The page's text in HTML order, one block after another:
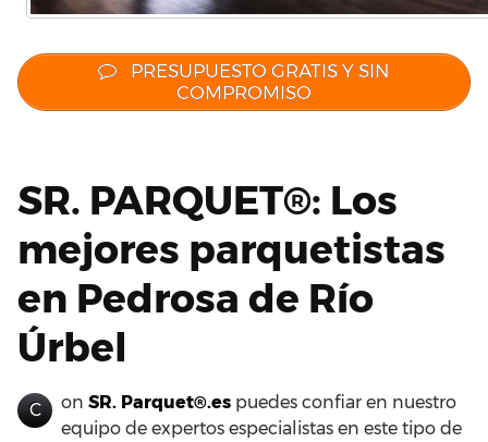
PRESUPUESTO GRATIS Y SIN
COMPROMISO
SR. PARQUET®: Los
mejores parquetistas
en Pedrosa de Río
Úrbel
C on SR. Parquet®.es puedes confiar en nuestro
equipo de expertos especialistas en este tipo de